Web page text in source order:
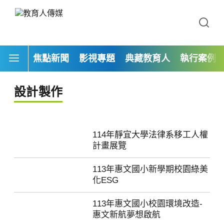
焦點新聞 影視專題 典藏教育人 執行案例
設計製作
114年靜宜大學法律系移工人權
計畫展覽
113年惠文國小新學期校園綠美
化ESG
113年惠文國小校園環境改造-
惠文新航夢想啟航